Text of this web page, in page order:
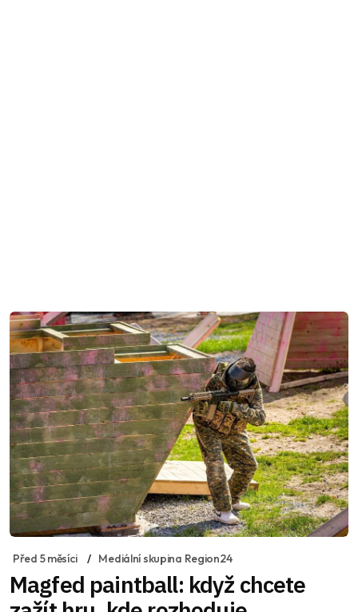
Před 5 měsíci Mediální skupina Region24
Magfed paintball: když chcete